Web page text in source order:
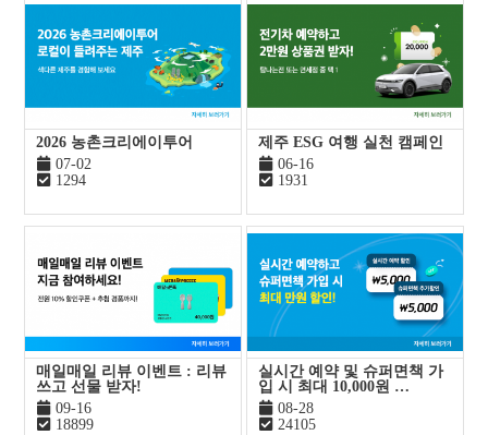
2026 농촌크리에이투어
07-02
1294
제주 ESG 여행 실천 캠페인
06-16
1931
매일매일 리뷰 이벤트 : 리뷰
쓰고 선물 받자!
09-16
18899
실시간 예약 및 슈퍼면책 가
입 시 최대 10,000원 …
08-28
24105